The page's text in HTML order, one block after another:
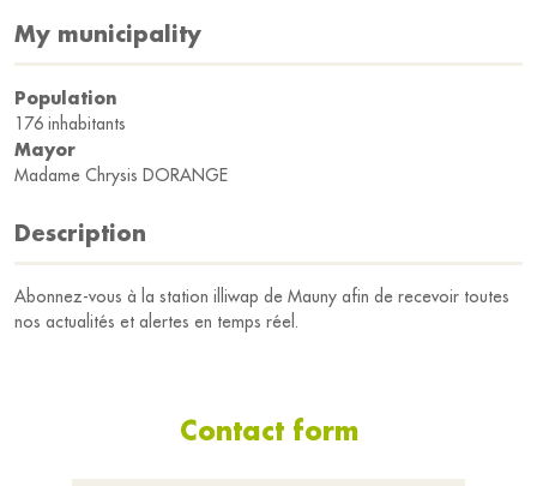
My municipality
Population
176 inhabitants
Mayor
Madame Chrysis DORANGE
Description
Abonnez-vous à la station illiwap de Mauny afin de recevoir toutes
nos actualités et alertes en temps réel.
Contact form